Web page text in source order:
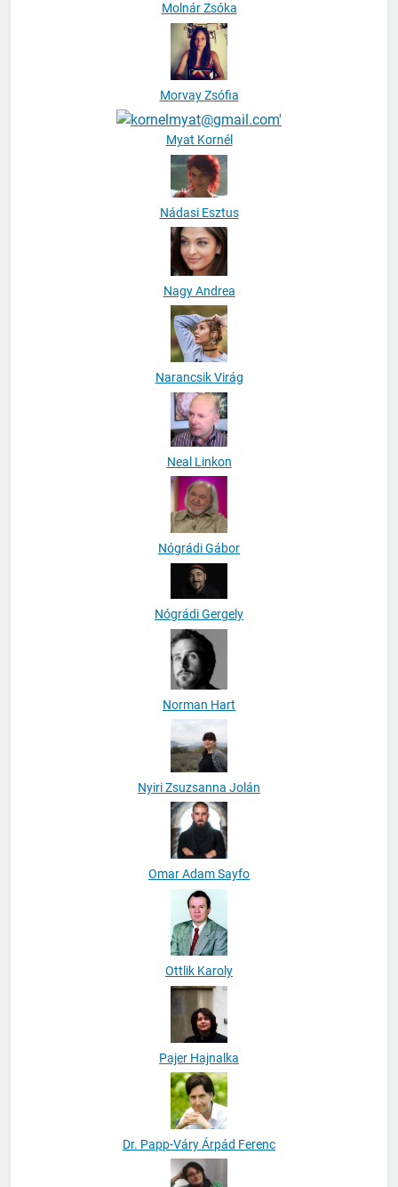
Molnár Zsóka
Morvay Zsófia
Myat Kornél
Nádasi Esztus
Nagy Andrea
Narancsik Virág
Neal Linkon
Nógrádi Gábor
Nógrádi Gergely
Norman Hart
Nyiri Zsuzsanna Jolán
Omar Adam Sayfo
Ottlik Karoly
Pajer Hajnalka
Dr. Papp-Váry Árpád Ferenc